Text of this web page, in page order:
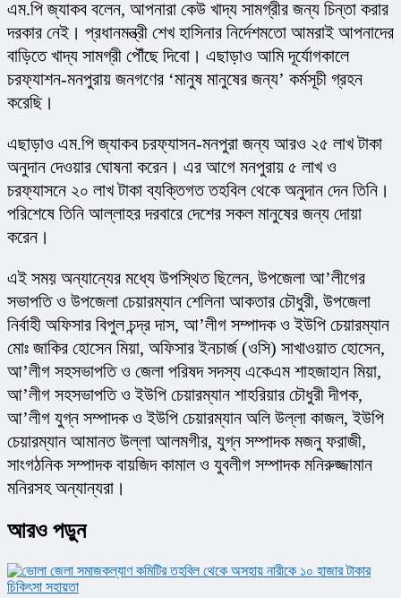
এম.পি জ্যাকব বলেন, আপনারা কেউ খাদ্য সামগ্রীর জন্য চিন্তা করার
দরকার নেই। প্রধানমন্ত্রী শেখ হাসিনার নির্দেশমতো আমরাই আপনাদের
বাড়িতে খাদ্য সামগ্রী পৌঁছে দিবো। এছাড়াও আমি দূর্যোগকালে
চরফ্যাশন-মনপুরায় জনগণের ‘মানুষ মানুষের জন্য’ কর্মসূচী গ্রহন
করেছি।
এছাড়াও এম.পি জ্যাকব চরফ্যাসন-মনপুরা জন্য আরও ২৫ লাখ টাকা
অনুদান দেওয়ার ঘোষনা করেন। এর আগে মনপুরায় ৫ লাখ ও
চরফ্যাসনে ২০ লাখ টাকা ব্যক্তিগত তহবিল থেকে অনুদান দেন তিনি।
পরিশেষে তিনি আল্লাহর দরবারে দেশের সকল মানুষের জন্য দোয়া
করেন।
এই সময় অন্যান্যের মধ্যে উপস্থিত ছিলেন, উপজেলা আ’লীগের
সভাপতি ও উপজেলা চেয়ারম্যান শেলিনা আকতার চৌধুরী, উপজেলা
নির্বাহী অফিসার বিপুল চন্দ্র দাস, আ’লীগ সম্পাদক ও ইউপি চেয়ারম্যান
মোঃ জাকির হোসেন মিয়া, অফিসার ইনচার্জ (ওসি) সাখাওয়াত হোসেন,
আ’লীগ সহসভাপতি ও জেলা পরিষদ সদস্য একেএম শাহজাহান মিয়া,
আ’লীগ সহসভাপতি ও ইউপি চেয়ারম্যান শাহরিয়ার চৌধুরী দীপক,
আ’লীগ যুগ্ন সম্পাদক ও ইউপি চেয়ারম্যান অলি উল্লা কাজল, ইউপি
চেয়ারম্যান আমানত উল্লা আলমগীর, যুগ্ন সম্পাদক মজনু ফরাজী,
সাংগঠনিক সম্পাদক বায়জিদ কামাল ও যুবলীগ সম্পাদক মনিরুজ্জামান
মনিরসহ অন্যান্যরা।
আরও পড়ুন